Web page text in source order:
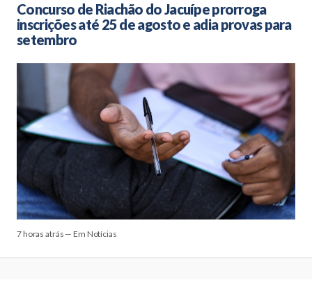
Concurso de Riachão do Jacuípe prorroga
inscrições até 25 de agosto e adia provas para
setembro
7 horas atrás — Em Notícias